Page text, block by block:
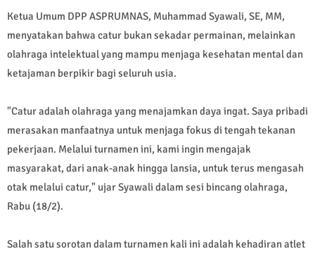
​Ketua Umum DPP ASPRUMNAS, Muhammad Syawali, SE, MM,
menyatakan bahwa catur bukan sekadar permainan, melainkan
olahraga intelektual yang mampu menjaga kesehatan mental dan
ketajaman berpikir bagi seluruh usia.
​"Catur adalah olahraga yang menajamkan daya ingat. Saya pribadi
merasakan manfaatnya untuk menjaga fokus di tengah tekanan
pekerjaan. Melalui turnamen ini, kami ingin mengajak
masyarakat, dari anak-anak hingga lansia, untuk terus mengasah
otak melalui catur," ujar Syawali dalam sesi bincang olahraga,
Rabu (18/2).
Salah satu sorotan dalam turnamen kali ini adalah kehadiran atlet